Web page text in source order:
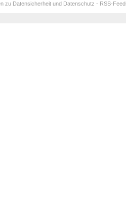
zu Datensicherheit und Datenschutz - RSS-